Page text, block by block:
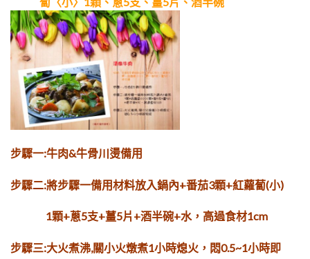
步驟一:牛肉&牛骨川燙備用
步驟二:將步驟一備用材料放入鍋內+番茄3顆+紅蘿蔔(小)
1顆+蔥5支+薑5片 +酒半碗+水，高過食材1cm
步驟三:大火煮沸,關小火燉煮1小時熄火， 悶0.5~1小時即